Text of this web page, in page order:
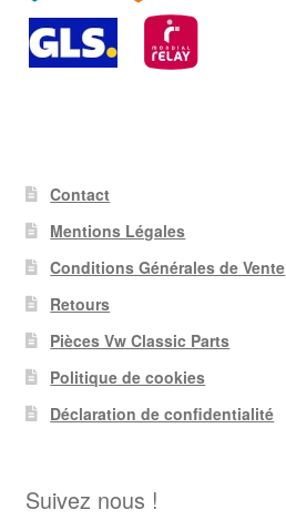
Contact
Mentions Légales
Conditions Générales de Vente
Retours
Pièces Vw Classic Parts
Politique de cookies
Déclaration de confidentialité
Suivez nous !